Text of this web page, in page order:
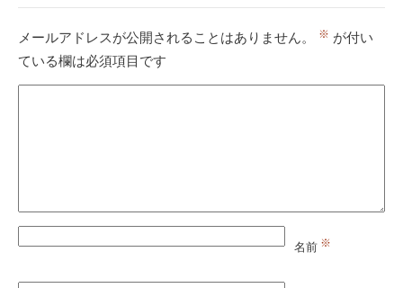
メールアドレスが公開されることはありません。 ※ が付い
ている欄は必須項目です
名前 ※